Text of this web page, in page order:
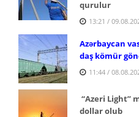
qurulur
13:21 /
Azərbaycan
daş kömür
11:44 /
“Azeri Light”
dollar olub